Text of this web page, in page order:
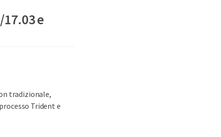
e
tradizionale,
Trident e